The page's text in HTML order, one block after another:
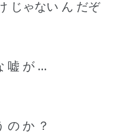
じゃない ん だぞ
嘘 が …
の か ？